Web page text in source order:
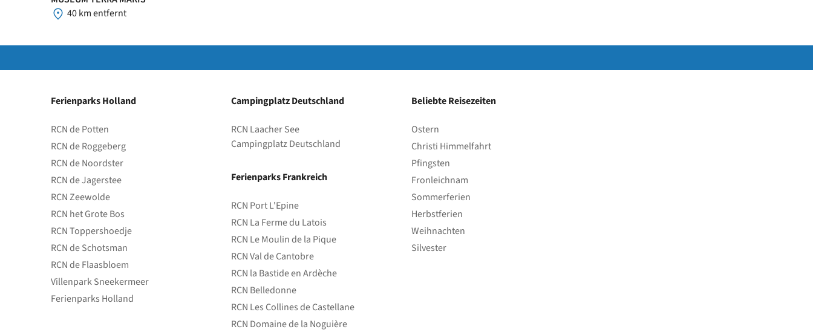
40 km entfernt
Ferienparks Holland
RCN de Potten
RCN de Roggeberg
RCN de Noordster
RCN de Jagerstee
RCN Zeewolde
RCN het Grote Bos
RCN Toppershoedje
RCN de Schotsman
RCN de Flaasbloem
Villenpark Sneekermeer
Ferienparks Holland
Campingplatz Deutschland
RCN Laacher See
Campingplatz Deutschland
Ferienparks Frankreich
RCN Port L'Epine
RCN La Ferme du Latois
RCN Le Moulin de la Pique
RCN Val de Cantobre
RCN la Bastide en Ardèche
RCN Belledonne
RCN Les Collines de Castellane
RCN Domaine de la Noguière
Beliebte Reisezeiten
Ostern
Christi Himmelfahrt
Pfingsten
Fronleichnam
Sommerferien
Herbstferien
Weihnachten
Silvester